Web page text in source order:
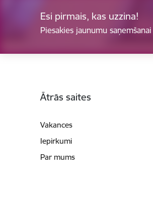
Esi pirmais, kas uzzina!
Piesakies jaunumu
Ātrās saites
Vakances
Iepirkumi
Par mums